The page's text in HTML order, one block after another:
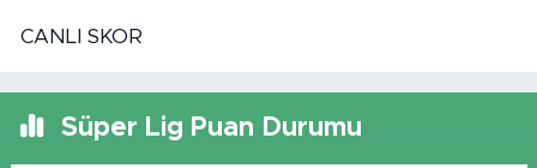
CANLI SKOR
Süper Lig Puan Durumu